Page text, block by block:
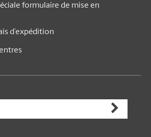
formulaire de mise en
d’expédition